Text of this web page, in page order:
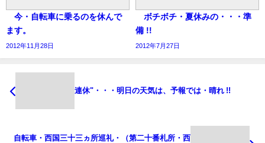
今・自転車に乗るのを休んで
ます。
2012年11月28日
ボチボチ・夏休みの・・・準
備 !!
2012年7月27日
連休"・・・明日の天気は、予報では・晴れ !!
自転車・西国三十三ヵ所巡礼・（第二十番札所・西